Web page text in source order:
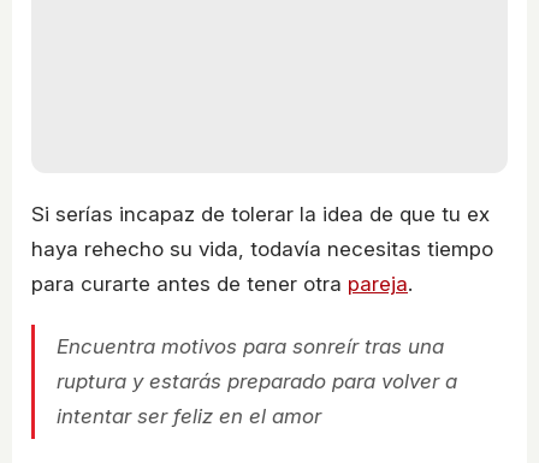
Si serías incapaz de tolerar la idea de que tu ex
haya rehecho su vida, todavía necesitas tiempo
para curarte antes de tener otra pareja.
Encuentra motivos para sonreír tras una
ruptura y estarás preparado para volver a
intentar ser feliz en el amor